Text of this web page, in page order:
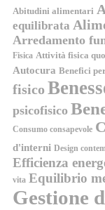
Abitudini alimentari
equilibrata
Arredamento
Fisica Attività fisica
Autocura Benefici
fisico
psicofisico
Consumo consapevole
d'interni Design
Efficienza
vita Equilibrio
Gestione